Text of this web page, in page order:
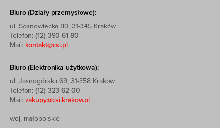
Biuro (Działy przemysłowe):
ul. Sosnowiecka 89, 31-345 Kraków
Telefon: (12) 390 61 80
Mail: kontakt@csi.pl
Biuro (Elektronika użytkowa):
ul. Jasnogórska 69, 31-358 Kraków
Telefon: (12) 323 62 00
Mail: zakupy@csi.krakow.pl
woj. małopolskie